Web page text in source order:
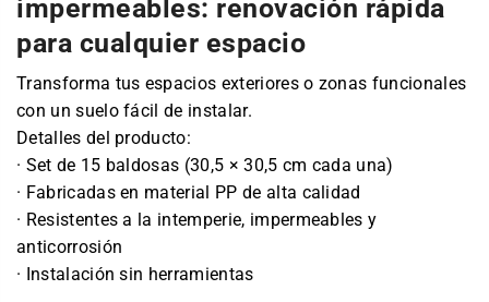
impermeables: renovación rápida
para cualquier espacio
Transforma tus espacios exteriores o zonas funcionales
con un suelo fácil de instalar.
Detalles del producto:
· Set de 15 baldosas (30,5 × 30,5 cm cada una)
· Fabricadas en material PP de alta calidad
· Resistentes a la intemperie, impermeables y
anticorrosión
· Instalación sin herramientas